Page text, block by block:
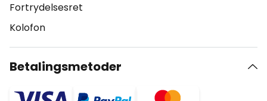
Fortrydelsesret
Kolofon
Betalingsmetoder